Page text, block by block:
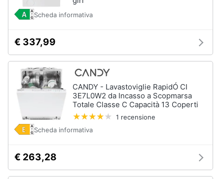
Clima
Arredo
Brico
e
Giardinaggio
Salute
e
Beauty
Scheda informativa
€ 337,99
CANDY - Lavastoviglie RapidÓ CI
3E7L0W2 da Incasso a Scopmarsa
Totale Classe C Capacità 13 Coperti
1 recensione
Scheda informativa
€ 263,28